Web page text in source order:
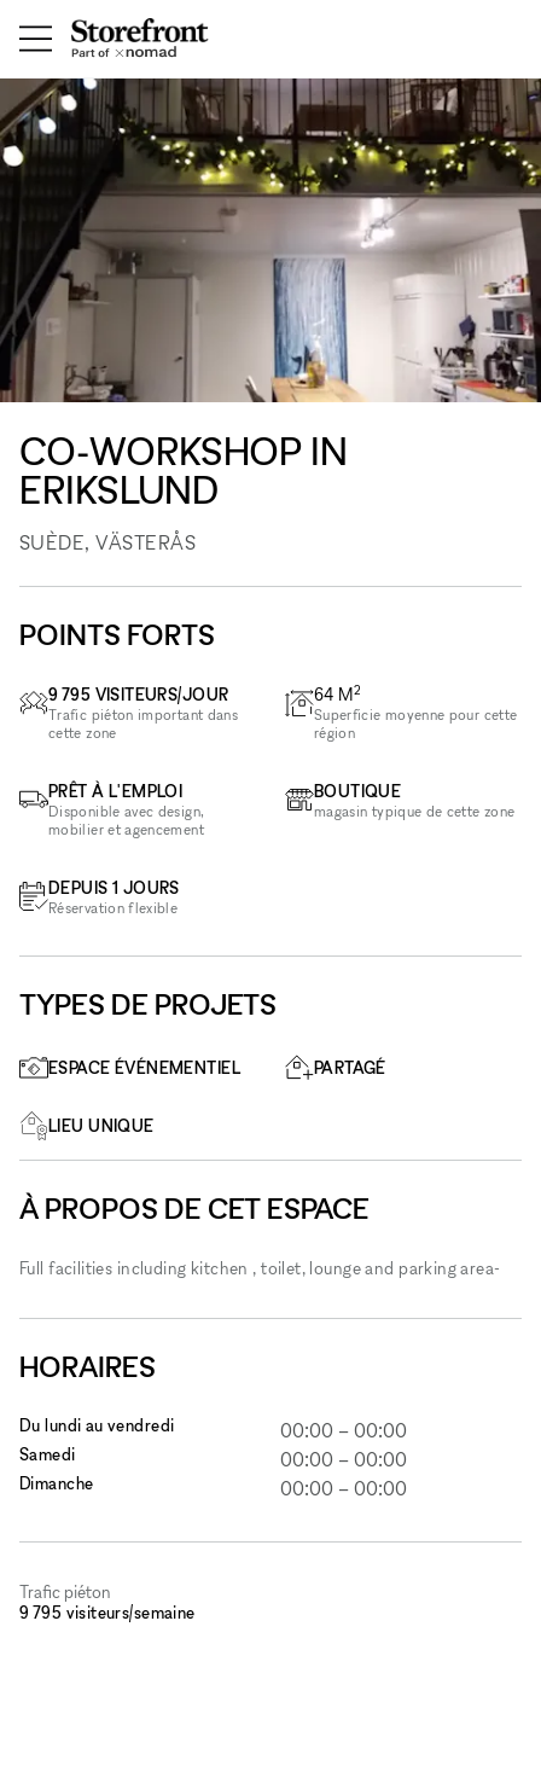
CO-WORKSHOP IN
ERIKSLUND
SUÈDE, VÄSTERÅS
POINTS FORTS
9 795 VISITEURS/JOUR
Trafic piéton important dans
cette zone
PRÊT À L'EMPLOI
Disponible avec design,
mobilier et agencement
DEPUIS 1 JOURS
Réservation flexible
64 M2
Superficie moyenne pour cette
région
BOUTIQUE
magasin typique de cette zone
TYPES DE PROJETS
ESPACE ÉVÉNEMENTIEL PARTAGÉ
LIEU UNIQUE
À PROPOS DE CET ESPACE
Full facilities including kitchen , toilet, lounge and parking area-
HORAIRES
Du lundi au vendredi 00:00 – 00:00
Samedi 00:00 – 00:00
Dimanche 00:00 – 00:00
Trafic piéton
9 795 visiteurs/semaine